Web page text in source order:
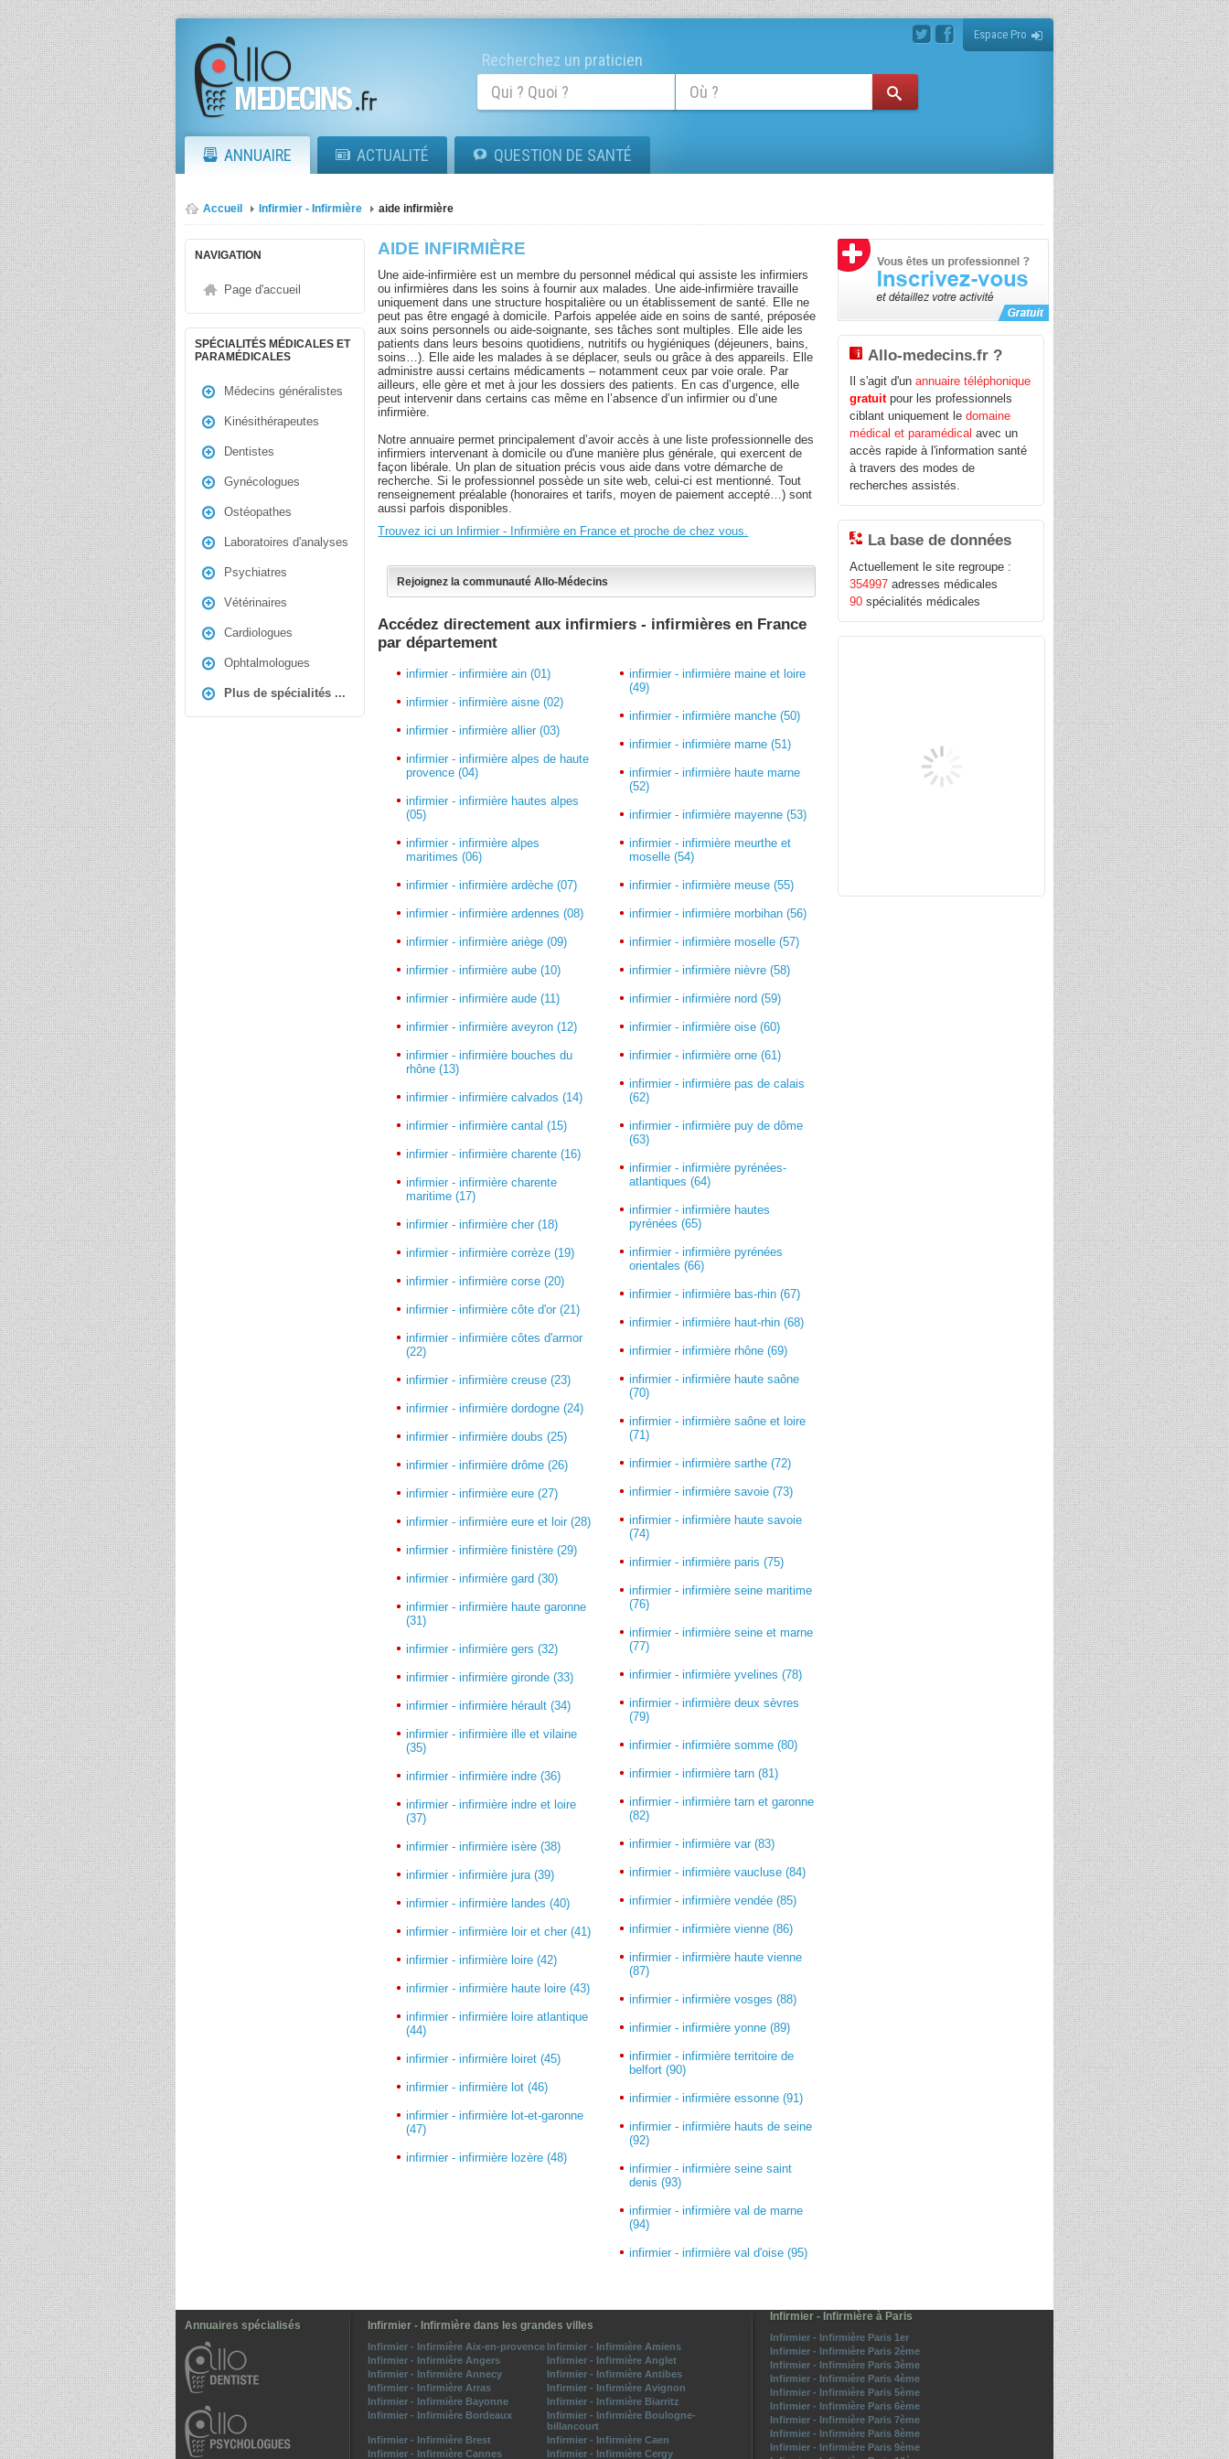
Espace Pro
Recherchez un praticien
ANNUAIRE ACTUALITÉ QUESTION DE SANTÉ
Accueil Infirmier - Infirmière aide infirmière
NAVIGATION
Page d'accueil
SPÉCIALITÉS MÉDICALES ET
PARAMÉDICALES
Médecins généralistes
Kinésithérapeutes
Dentistes
Gynécologues
Ostéopathes
Laboratoires d'analyses
Psychiatres
Vétérinaires
Cardiologues
Ophtalmologues
Plus de spécialités ...
AIDE INFIRMIÈRE
Une aide-infirmière est un membre du personnel médical qui assiste les infirmiers
ou infirmières dans les soins à fournir aux malades. Une aide-infirmière travaille
uniquement dans une structure hospitalière ou un établissement de santé. Elle ne
peut pas être engagé à domicile. Parfois appelée aide en soins de santé, préposée
aux soins personnels ou aide-soignante, ses tâches sont multiples. Elle aide les
patients dans leurs besoins quotidiens, nutritifs ou hygiéniques (déjeuners, bains,
soins…). Elle aide les malades à se déplacer, seuls ou grâce à des appareils. Elle
administre aussi certains médicaments – notamment ceux par voie orale. Par
ailleurs, elle gère et met à jour les dossiers des patients. En cas d’urgence, elle
peut intervenir dans certains cas même en l’absence d’un infirmier ou d’une
infirmière.
Notre annuaire permet principalement d’avoir accès à une liste professionnelle des
infirmiers intervenant à domicile ou d'une manière plus générale, qui exercent de
façon libérale. Un plan de situation précis vous aide dans votre démarche de
recherche. Si le professionnel possède un site web, celui-ci est mentionné. Tout
renseignement préalable (honoraires et tarifs, moyen de paiement accepté…) sont
aussi parfois disponibles.
Trouvez ici un Infirmier - Infirmière en France et proche de chez vous.
Rejoignez la communauté Allo-Médecins
Accédez directement aux infirmiers - infirmières en France
par département
infirmier - infirmière ain (01)
infirmier - infirmière aisne (02)
infirmier - infirmière allier (03)
infirmier - infirmière alpes de haute
provence (04)
infirmier - infirmière hautes alpes
(05)
infirmier - infirmière alpes
maritimes (06)
infirmier - infirmière ardèche (07)
infirmier - infirmière ardennes (08)
infirmier - infirmière ariège (09)
infirmier - infirmière aube (10)
infirmier - infirmière aude (11)
infirmier - infirmière aveyron (12)
infirmier - infirmière bouches du
rhône (13)
infirmier - infirmière calvados (14)
infirmier - infirmière cantal (15)
infirmier - infirmière charente (16)
infirmier - infirmière charente
maritime (17)
infirmier - infirmière cher (18)
infirmier - infirmière corrèze (19)
infirmier - infirmière corse (20)
infirmier - infirmière côte d'or (21)
infirmier - infirmière côtes d'armor
(22)
infirmier - infirmière creuse (23)
infirmier - infirmière dordogne (24)
infirmier - infirmière doubs (25)
infirmier - infirmière drôme (26)
infirmier - infirmière eure (27)
infirmier - infirmière eure et loir (28)
infirmier - infirmière finistère (29)
infirmier - infirmière gard (30)
infirmier - infirmière haute garonne
(31)
infirmier - infirmière gers (32)
infirmier - infirmière gironde (33)
infirmier - infirmière hérault (34)
infirmier - infirmière ille et vilaine
(35)
infirmier - infirmière indre (36)
infirmier - infirmière indre et loire
(37)
infirmier - infirmière isère (38)
infirmier - infirmière jura (39)
infirmier - infirmière landes (40)
infirmier - infirmière loir et cher (41)
infirmier - infirmière loire (42)
infirmier - infirmière haute loire (43)
infirmier - infirmière loire atlantique
(44)
infirmier - infirmière loiret (45)
infirmier - infirmière lot (46)
infirmier - infirmière lot-et-garonne
(47)
infirmier - infirmière lozère (48)
infirmier - infirmière maine et loire
(49)
infirmier - infirmière manche (50)
infirmier - infirmière marne (51)
infirmier - infirmière haute marne
(52)
infirmier - infirmière mayenne (53)
infirmier - infirmière meurthe et
moselle (54)
infirmier - infirmière meuse (55)
infirmier - infirmière morbihan (56)
infirmier - infirmière moselle (57)
infirmier - infirmière nièvre (58)
infirmier - infirmière nord (59)
infirmier - infirmière oise (60)
infirmier - infirmière orne (61)
infirmier - infirmière pas de calais
(62)
infirmier - infirmière puy de dôme
(63)
infirmier - infirmière pyrénées-
atlantiques (64)
infirmier - infirmière hautes
pyrénées (65)
infirmier - infirmière pyrénées
orientales (66)
infirmier - infirmière bas-rhin (67)
infirmier - infirmière haut-rhin (68)
infirmier - infirmière rhône (69)
infirmier - infirmière haute saône
(70)
infirmier - infirmière saône et loire
(71)
infirmier - infirmière sarthe (72)
infirmier - infirmière savoie (73)
infirmier - infirmière haute savoie
(74)
infirmier - infirmière paris (75)
infirmier - infirmière seine maritime
(76)
infirmier - infirmière seine et marne
(77)
infirmier - infirmière yvelines (78)
infirmier - infirmière deux sèvres
(79)
infirmier - infirmière somme (80)
infirmier - infirmière tarn (81)
infirmier - infirmière tarn et garonne
(82)
infirmier - infirmière var (83)
infirmier - infirmière vaucluse (84)
infirmier - infirmière vendée (85)
infirmier - infirmière vienne (86)
infirmier - infirmière haute vienne
(87)
infirmier - infirmière vosges (88)
infirmier - infirmière yonne (89)
infirmier - infirmière territoire de
belfort (90)
infirmier - infirmière essonne (91)
infirmier - infirmière hauts de seine
(92)
infirmier - infirmière seine saint
denis (93)
infirmier - infirmière val de marne
(94)
infirmier - infirmière val d'oise (95)
Allo-medecins.fr ?
Il s'agit d'unannuaire téléphonique
gratuitpour les professionnels
ciblant uniquement ledomaine
médical et paramédical avec un
accès rapide à l'information santé
à travers des modes de
recherches assistés.
La base de données
Actuellement le site regroupe :
354997 adresses médicales
90 spécialités médicales
Annuaires spécialisés Infirmier - Infirmière dans les grandes villes
Infirmier - Infirmière Aix-en-provence Infirmier - Infirmière Amiens
Infirmier - Infirmière Angers
Infirmier - Infirmière Anglet
Infirmier - Infirmière Annecy
Infirmier - Infirmière Antibes
Infirmier - Infirmière Arras
Infirmier - Infirmière Avignon
Infirmier - Infirmière Bayonne
Infirmier - Infirmière Biarritz
Infirmier - Infirmière Bordeaux
Infirmier - Infirmière Boulogne-
billancourt
Infirmier - Infirmière Brest
Infirmier - Infirmière Caen
Infirmier - Infirmière Cannes
Infirmier - Infirmière Cergy
Infirmier - Infirmière à Paris
Infirmier - Infirmière Paris 1er
Infirmier - Infirmière Paris 2ème
Infirmier - Infirmière Paris 3ème
Infirmier - Infirmière Paris 4ème
Infirmier - Infirmière Paris 5ème
Infirmier - Infirmière Paris 6ème
Infirmier - Infirmière Paris 7ème
Infirmier - Infirmière Paris 8ème
Infirmier - Infirmière Paris 9ème